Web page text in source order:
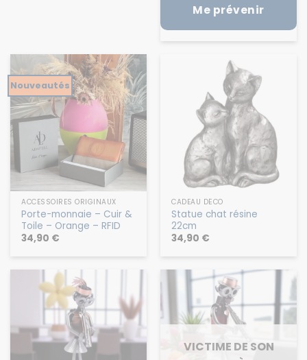
Me prévenir
Nouveautés
ACCESSOIRES ORIGINAUX
Porte-monnaie – Cuir &
Toile – Orange – RFID
34,90 €
CADEAU DÉCO
Statue chat résine
22cm
34,90 €
VICTIME DE SON